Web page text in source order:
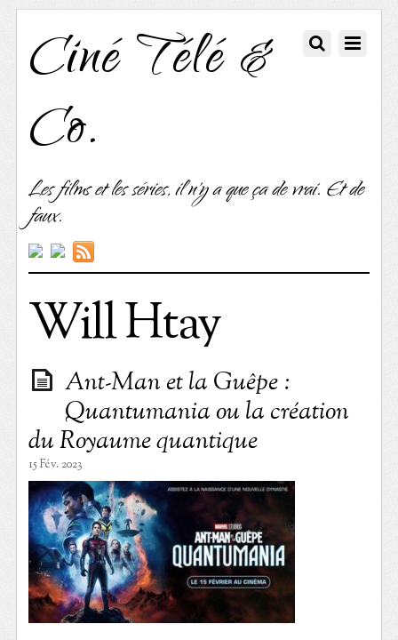
Ciné Télé &
Co.
Les films et les séries, il n'y a que ça de vrai. Et de
faux.
Will Htay
Ant-Man et la Guêpe :
Quantumania ou la création
du Royaume quantique
15 Fév. 2023